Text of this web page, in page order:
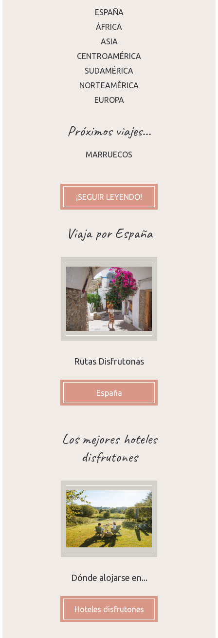
ESPAÑA
ÁFRICA
ASIA
CENTROAMÉRICA
SUDAMÉRICA
NORTEAMÉRICA
EUROPA
Próximos viajes...
MARRUECOS
¡SEGUIR LEYENDO!
Viaja por España
Rutas Disfrutonas
España
Los mejores hoteles
disfrutones
Dónde alojarse en...
Hoteles disfrutones